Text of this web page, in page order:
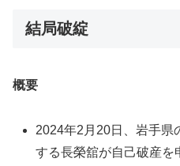
結局破綻
概要
2024年2月20日、岩手県
する長榮舘が自己破産を